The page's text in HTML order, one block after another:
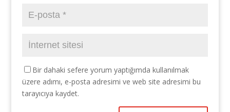
Bir dahaki sefere yorum yaptığımda kullanılmak
üzere adımı, e-posta adresimi ve web site adresimi bu
tarayıcıya kaydet.